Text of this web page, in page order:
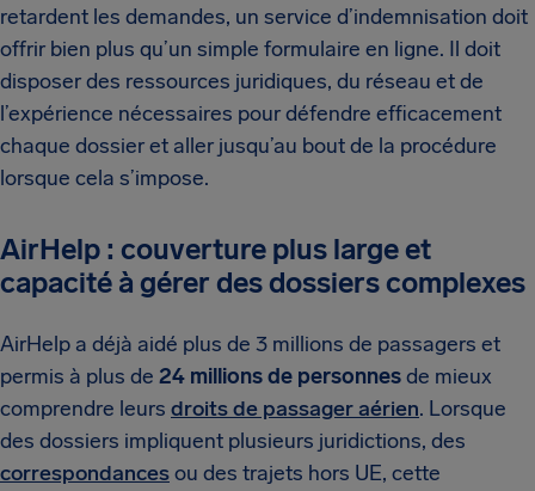
retardent les demandes, un service d’indemnisation doit
offrir bien plus qu’un simple formulaire en ligne. Il doit
disposer des ressources juridiques, du réseau et de
l’expérience nécessaires pour défendre efficacement
chaque dossier et aller jusqu’au bout de la procédure
lorsque cela s’impose.
AirHelp : couverture plus large et
capacité à gérer des dossiers complexes
AirHelp a déjà aidé plus de 3 millions de passagers et
permis à plus de 24 millions de personnesde mieux
comprendre leurs droits de passager aérien. Lorsque
des dossiers impliquent plusieurs juridictions, des
correspondancesou des trajets hors UE, cette